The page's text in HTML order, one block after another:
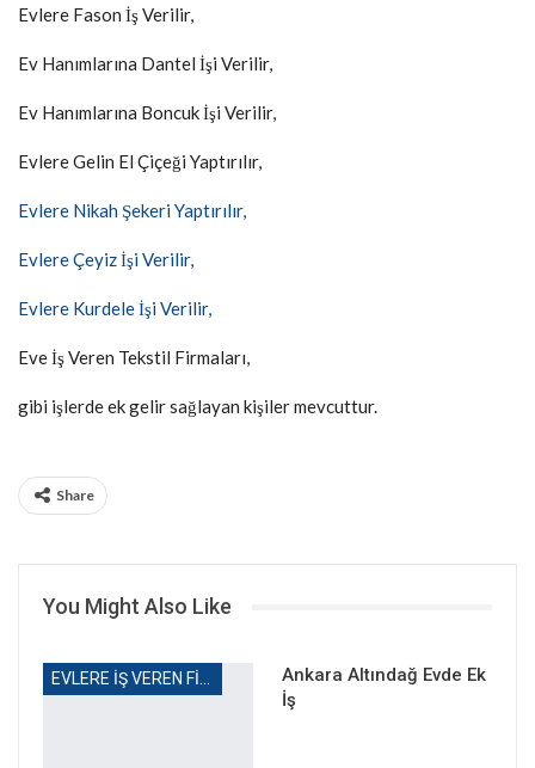
Evlere Fason İş Verilir,
Ev Hanımlarına Dantel İşi Verilir,
Ev Hanımlarına Boncuk İşi Verilir,
Evlere Gelin El Çiçeği Yaptırılır,
Evlere Nikah Şekeri Yaptırılır,
Evlere Çeyiz İşi Verilir,
Evlere Kurdele İşi Verilir,
Eve İş Veren Tekstil Firmaları,
gibi işlerde ek gelir sağlayan kişiler mevcuttur.
Share
You Might Also Like
Ankara Altındağ Evde Ek
İş